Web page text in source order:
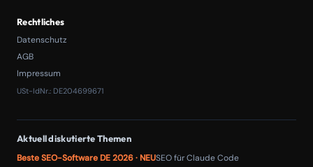
Rechtliches
Datenschutz
AGB
Impressum
USt-IdNr.: DE204699671
Aktuell diskutierte Themen
Beste SEO-Software DE 2026 · NEUSEO für Claude Code